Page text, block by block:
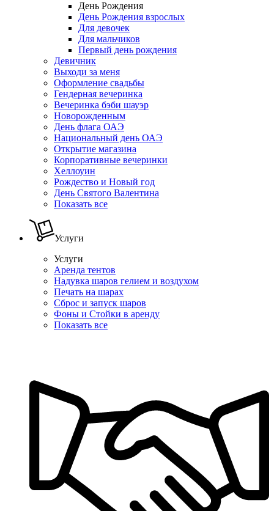
День Рождения
День Рождения взрослых
Для девочек
Для мальчиков
Первый день рождения
Девичник
Выходи за меня
Оформление свадьбы
Гендерная вечеринка
Вечеринка бэби шауэр
Новорожденным
День флага ОАЭ
Национальный день ОАЭ
Открытие магазина
Корпоративные вечеринки
Хеллоуин
Рождество и Новый год
День Святого Валентина
Показать все
Услуги
Услуги
Аренда тентов
Надувка шаров гелием и воздухом
Печать на шарах
Сброс и запуск шаров
Фоны и Стойки в аренду
Показать все